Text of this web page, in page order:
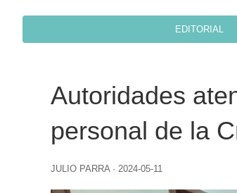
EDITORIAL
Autoridades
personal de la
JULIO PARRA · 2024-05-11